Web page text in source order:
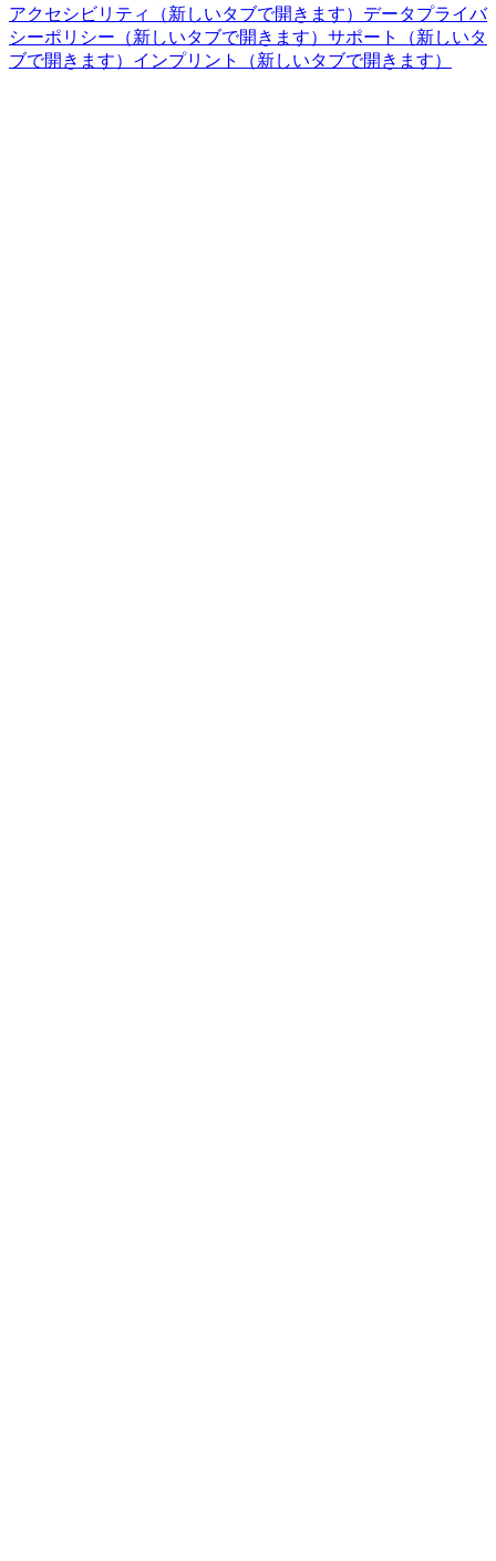
アクセシビリティ
（新しいタブで開きます） データプライバ
シーポリシー （新しいタブで開きます） サポート
（新しいタ
ブで開きます） インプリント （新しいタブで開きます）